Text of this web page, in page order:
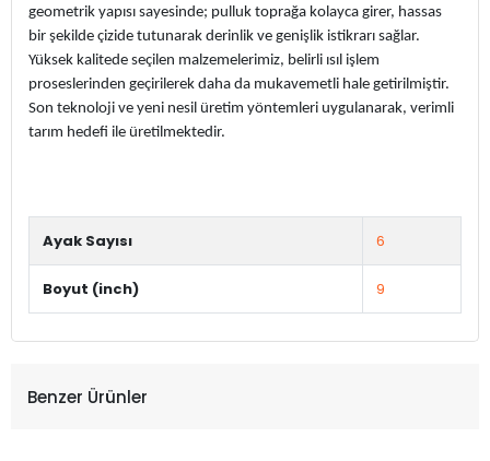
geometrik yapısı sayesinde; pulluk toprağa kolayca girer, hassas
bir şekilde çizide tutunarak derinlik ve genişlik istikrarı sağlar.
Yüksek kalitede seçilen malzemelerimiz, belirli ısıl işlem
proseslerinden geçirilerek daha da mukavemetli hale getirilmiştir.
Son teknoloji ve yeni nesil üretim yöntemleri uygulanarak, verimli
tarım hedefi ile üretilmektedir.
Ayak Sayısı 6
Boyut (inch) 9
Benzer Ürünler